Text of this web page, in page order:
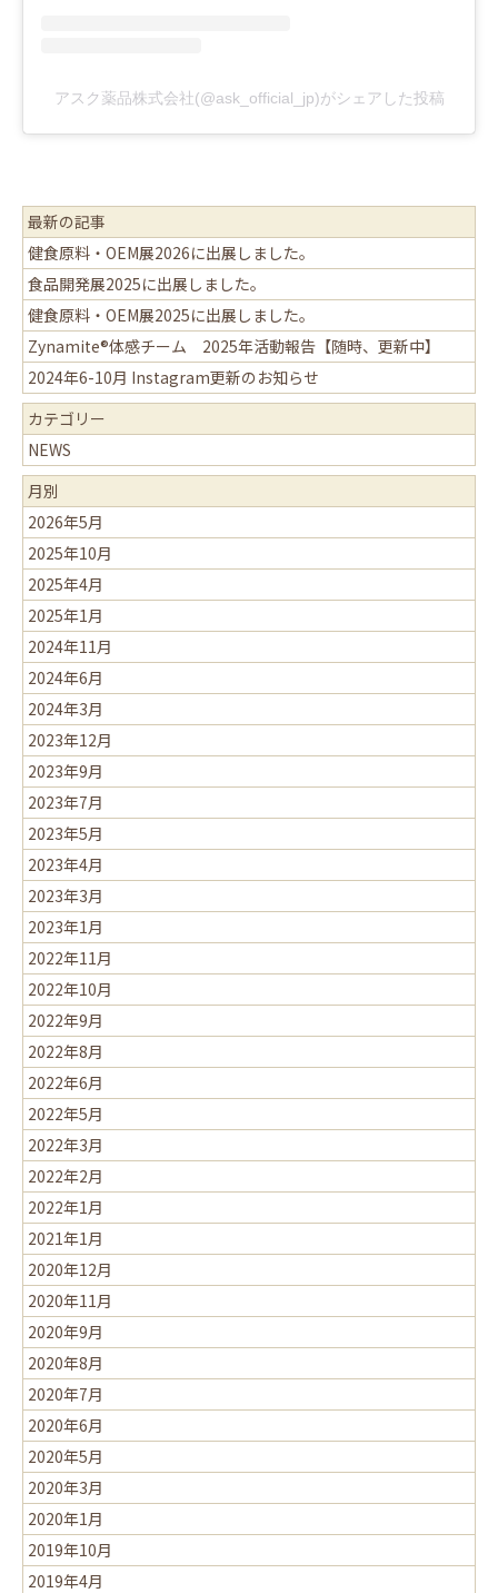
アスク薬品株式会社(@ask_official_jp)がシェアした投稿
最新の記事
健食原料・OEM展2026に出展しました。
食品開発展2025に出展しました。
健食原料・OEM展2025に出展しました。
Zynamite®体感チーム 2025年活動報告【随時、更新中】
2024年6-10月 Instagram更新のお知らせ
カテゴリー
NEWS
月別
2026年5月
2025年10月
2025年4月
2025年1月
2024年11月
2024年6月
2024年3月
2023年12月
2023年9月
2023年7月
2023年5月
2023年4月
2023年3月
2023年1月
2022年11月
2022年10月
2022年9月
2022年8月
2022年6月
2022年5月
2022年3月
2022年2月
2022年1月
2021年1月
2020年12月
2020年11月
2020年9月
2020年8月
2020年7月
2020年6月
2020年5月
2020年3月
2020年1月
2019年10月
2019年4月